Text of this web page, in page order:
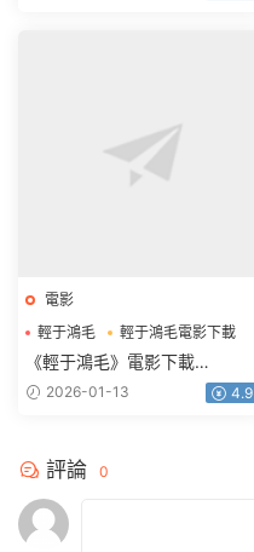
電影
輕于鴻毛
輕于鴻毛電影下載
《輕于鴻毛》電影下載
2160p.HD國語中字
2026-01-13 4.9
評論 0